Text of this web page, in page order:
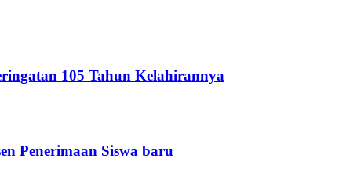
105 Tahun Kelahirannya
Penerimaan Siswa baru